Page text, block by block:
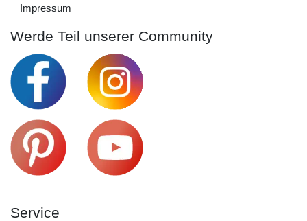
Impressum
Werde Teil unserer Community
Service